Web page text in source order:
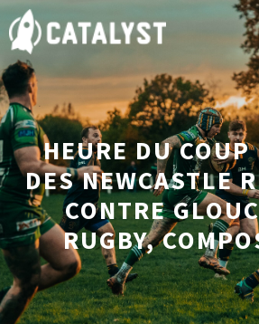
Aller
au
contenu
HEURE DU
DES NEWCASTLE
CONTRE
RUGBY,